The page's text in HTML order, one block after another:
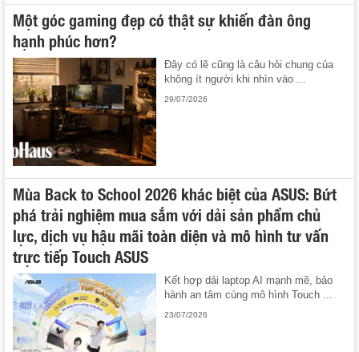
Một góc gaming đẹp có thật sự khiến đàn ông
hạnh phúc hơn?
Đây có lẽ cũng là câu hỏi chung của
không ít người khi nhìn vào ...
29/07/2026
Mùa Back to School 2026 khác biệt của ASUS: Bứt
phá trải nghiệm mua sắm với dải sản phẩm chủ
lực, dịch vụ hậu mãi toàn diện và mô hình tư vấn
trực tiếp Touch ASUS
Kết hợp dải laptop AI mạnh mẽ, bảo
hành an tâm cùng mô hình Touch ...
23/07/2026